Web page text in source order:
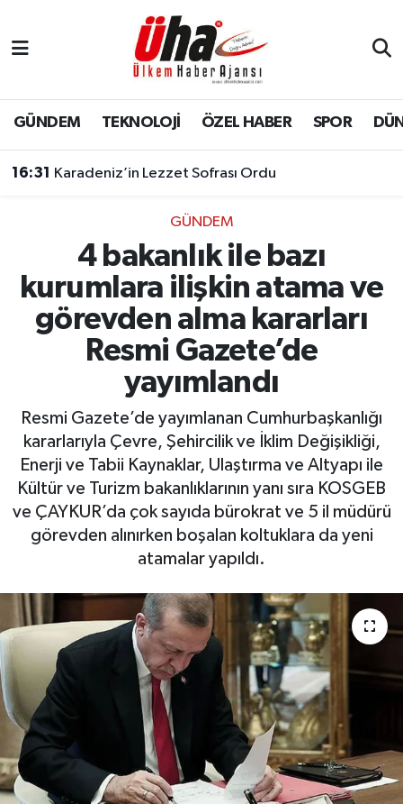
GÜNDEM TEKNOLOJİ ÖZEL HABER SPOR
16:31 Karadeniz’in Lezzet Sofrası Ordu
GÜNDEM
4 bakanlık ile bazı
kurumlara ilişkin atama ve
görevden alma kararları
Resmi Gazete’de
yayımlandı
Resmi Gazete’de yayımlanan Cumhurbaşkanlığı
kararlarıyla Çevre, Şehircilik ve İklim Değişikliği,
Enerji ve Tabii Kaynaklar, Ulaştırma ve Altyapı ile
Kültür ve Turizm bakanlıklarının yanı sıra KOSGEB
ve ÇAYKUR’da çok sayıda bürokrat ve 5 il müdürü
görevden alınırken boşalan koltuklara da yeni
atamalar yapıldı.
İstanbul Nöbetçi Eczaneler
İstanbul Hava Durumu
Süper Lig Puan Durumu ve Fikstür
Tüm Manşetler
Son Dakika Haberleri
Haber Arşivi